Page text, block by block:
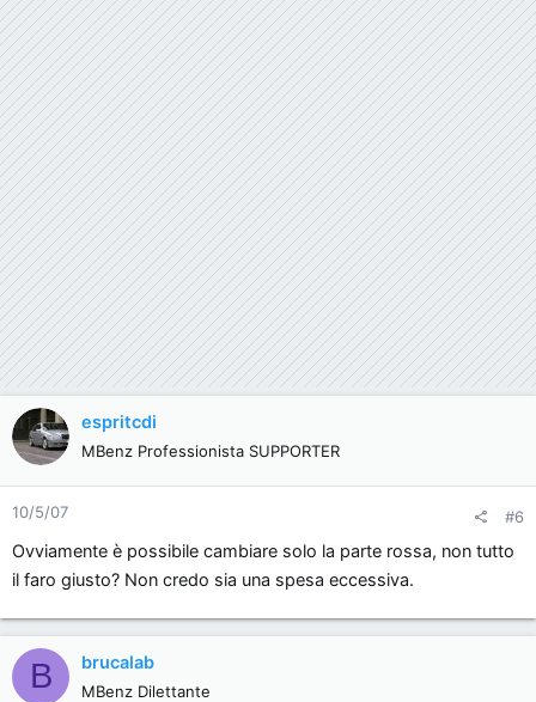
espritcdi
MBenz Professionista SUPPORTER
10/5/07 #6
Ovviamente è possibile cambiare solo la parte rossa, non tutto
il faro giusto? Non credo sia una spesa eccessiva.
B brucalab
MBenz Dilettante